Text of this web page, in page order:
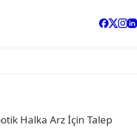
Halka Arz İçin Talep